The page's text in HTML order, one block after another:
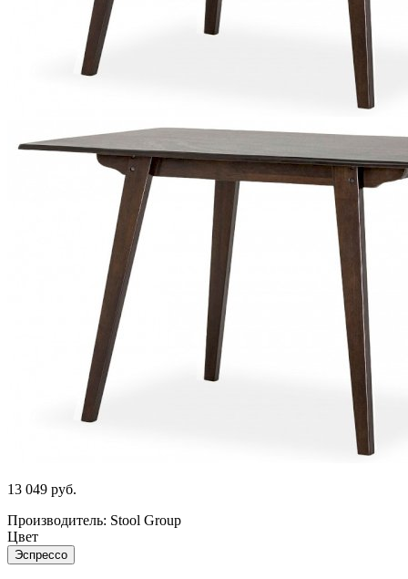
13 049 руб.
Производитель: Stool Group
Цвет
Эспрессо